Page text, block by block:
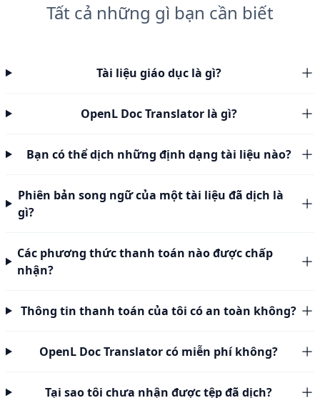
Tất cả những gì bạn cần biết
Tài liệu giáo dục là gì?
OpenL Doc Translator là gì?
Bạn có thể dịch những định dạng tài liệu nào?
Phiên bản song ngữ của một tài liệu đã dịch là
gì?
Các phương thức thanh toán nào được chấp
nhận?
Thông tin thanh toán của tôi có an toàn không?
OpenL Doc Translator có miễn phí không?
Tại sao tôi chưa nhận được tệp đã dịch?